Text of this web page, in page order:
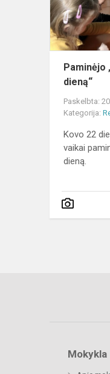
Paminėjo
dieną“
Paskelbta:
Kategorija:
Kovo 22
vaikai
dieną.
Mokykla